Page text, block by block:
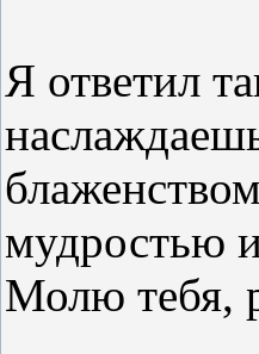
Я ответил
мудростью
Молю тебя,